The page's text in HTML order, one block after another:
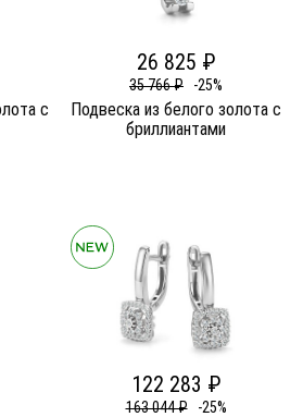
c
26 825 ₽
35 766 ₽ -25%
Подвеска из белого золота c
бриллиантами
122 283 ₽
163 044 ₽ -25%